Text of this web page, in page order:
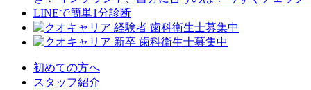
初めての方へ
スタッフ紹介